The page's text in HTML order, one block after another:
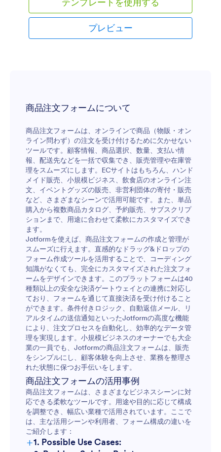
プレビュー
商品注文フォームについて
商品注文フォームは、オンラインで商品（物販・オン
ライン問わず）の注文を受け付けるために欠かせない
ツールです。顧客情報、商品選択、数量、支払い情
報、配送先などを一括で収集でき、販売管理や在庫管
理をスムーズにします。ECサイトはもちろん、ハンド
メイド販売、小規模ビジネス、飲食店のオンライン注
文、イベントグッズの販売、非営利団体の寄付・販売
など、さまざまなシーンで活用可能です。また、単品
購入から複数商品カタログ、予約販売、サブスクリプ
ションまで、用途に合わせて柔軟にカスタマイズでき
ます。
Jotformを使えば、商品注文フォームの作成と管理が
スムーズに行えます。直感的なドラッグ&ドロップの
フォーム作成ツールを活用することで、コーディング
知識がなくても、完全にカスタマイズされた注文フォ
ームをデザインできます。このプラットフォームは40
種類以上の安全な決済ゲートウェイとの連携に対応し
ており、フォームを通じて直接決済を受け付けること
ができます。条件付きロジック、自動返信メール、リ
アルタイムの送信通知といったJotformの高度な機能
により、注文プロセスを自動化し、効率的なデータ管
理を実現します。小規模ビジネスのオーナーでも大企
業の一員でも、Jotformの商品注文フォームは、販売
をシンプルにし、顧客体験を向上させ、業務を整理さ
れた状態に保つお手伝いをします。
商品注文フォームの活用事例
商品注文フォームは、さまざまなビジネスシーンに対
応できる柔軟なツールです。用途や目的に応じて構成
を調整でき、幅広い業種で活用されています。ここで
は、主な活用シーンや利用者、フォーム構成の違いを
ご紹介します：
+1. Possible Use Cases: